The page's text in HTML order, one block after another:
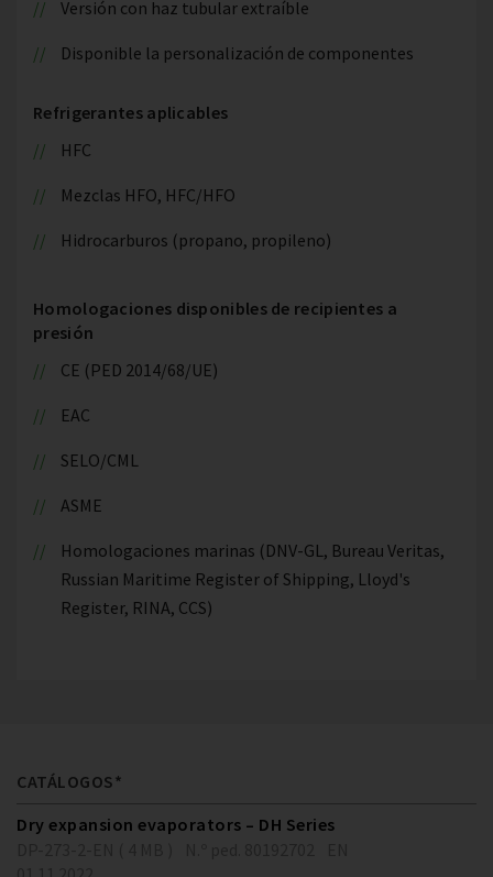
Versión con haz tubular extraíble
Disponible la personalización de componentes
Refrigerantes aplicables
HFC
Mezclas HFO, HFC/HFO
Hidrocarburos (propano, propileno)
Homologaciones disponibles de recipientes a
presión
CE (PED 2014/68/UE)
EAC
SELO/CML
ASME
Homologaciones marinas (DNV-GL, Bureau Veritas,
Russian Maritime Register of Shipping, Lloyd's
Register, RINA, CCS)
CATÁLOGOS*
Dry expansion evaporators – DH Series